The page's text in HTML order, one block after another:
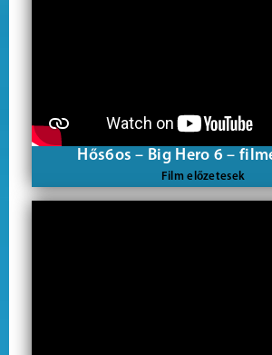
Hős6os – Big Hero 6 –
Film előzetesek